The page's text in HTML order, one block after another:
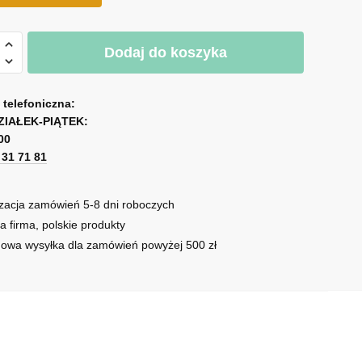
Dodaj do koszyka
PIĄTEK:
71 81
zamówień 5-8 dni roboczych
firma, polskie produkty
wysyłka dla zamówień powyżej 500 zł